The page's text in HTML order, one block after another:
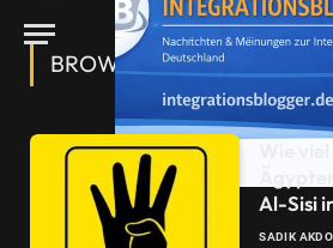
BROWSING:VOLK
Wie
Al-Sisi
SADIK